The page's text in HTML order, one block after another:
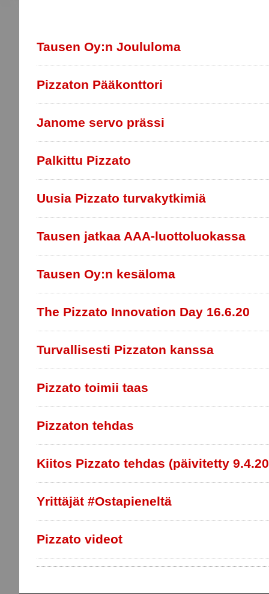
Tausen Oy:n Joululoma
Pizzaton Pääkonttori
Janome servo prässi
Palkittu Pizzato
Uusia Pizzato turvakytkimiä
Tausen jatkaa AAA-luottoluokassa
Tausen Oy:n kesäloma
The Pizzato Innovation Day 16.6.20
Turvallisesti Pizzaton kanssa
Pizzato toimii taas
Pizzaton tehdas
Kiitos Pizzato tehdas (päivitetty
Yrittäjät #Ostapieneltä
Pizzato videot